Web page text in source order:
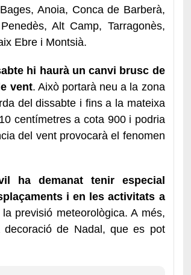
Anoia, Conca de Barberà,
Alt Camp, Tarragonès,
Ebre i Montsià.
hi haurà un canvi brusc de
vent. Això portarà neu a la zona
del dissabte i fins a la mateixa
centímetres a cota 900 i podria
del vent provocarà el fenomen
ha demanat tenir especial
i en les activitats a
previsió meteorològica. A més,
de Nadal, que es pot